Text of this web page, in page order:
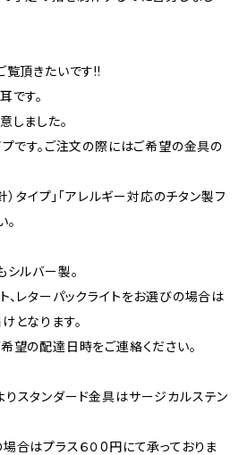
覧頂きたいです!!
です。
しました。
プです。ご注文の際にはご希望の金具の
針）タイプ」「アレルギー対応のチタン製フ
シルバー製。
、レターパックライトをお選びの場合は
となります。
望の配達日時をご連絡ください。
スタンダード金具はサージカルステン
合はプラス６０0円にて承っておりま